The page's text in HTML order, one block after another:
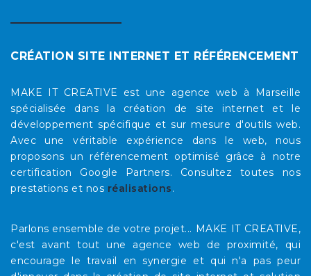
CRÉATION SITE INTERNET ET RÉFÉRENCEMENT
MAKE IT CREATIVE est une agence web à Marseille
spécialisée dans la création de site internet et le
développement spécifique et sur mesure d'outils web.
Avec une véritable expérience dans le web, nous
proposons un référencement optimisé grâce à notre
certification Google Partners. Consultez toutes nos
prestations et nos réalisations.
Parlons ensemble de votre projet... MAKE IT CREATIVE,
c'est avant tout une agence web de proximité, qui
encourage le travail en synergie et qui n'a pas peur